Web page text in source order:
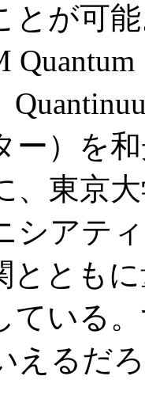
とが可
ー）を
、東京
シアテ
ととも
ている
えるだ